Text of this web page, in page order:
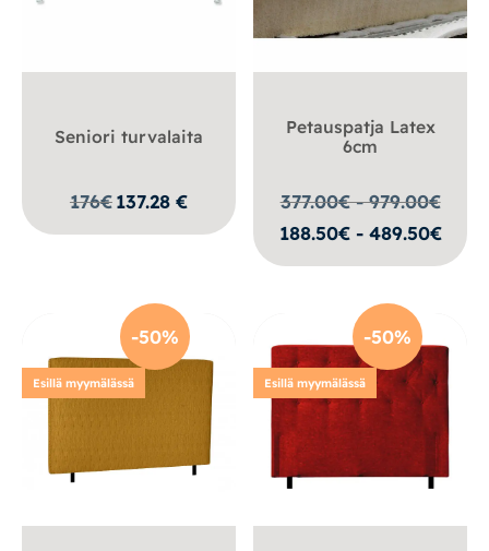
Seniori turvalaita
176€137.28 €
Petauspatja Latex
6cm
377.00€ - 979.00€
188.50€ - 489.50€
-50%
Esillä myymälässä
-50%
Esillä myymälässä